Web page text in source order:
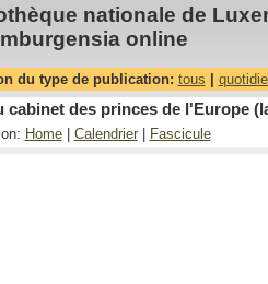
nationale de
online
du type de publication: tous
cabinet des princes de l'Europe
Home| Calendrier| Fascicule